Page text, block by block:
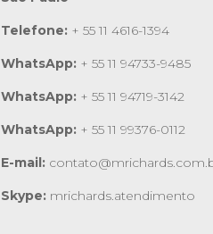
Telefone: + 55 11 4616-1394
WhatsApp: + 55 11 94733-9485
WhatsApp: + 55 11 94719-3142
WhatsApp: + 55 11 99376-0112
E-mail:
Skype: mrichards.atendimento